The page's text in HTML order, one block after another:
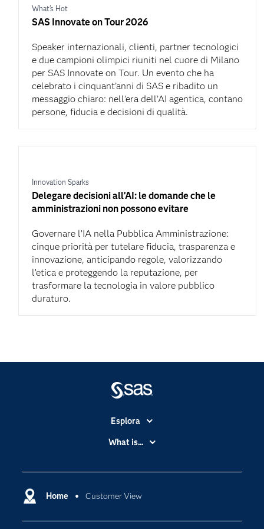
What's Hot
SAS Innovate on Tour 2026
Speaker internazionali, clienti, partner tecnologici
e due campioni olimpici riuniti nel cuore di Milano
per SAS Innovate on Tour. Un evento che ha
celebrato i cinquant’anni di SAS e ribadito un
messaggio chiaro: nell’era dell’AI agentica, contano
persone, fiducia e decisioni di qualità.
Innovation Sparks
Delegare decisioni all’AI: le domande che le
amministrazioni non possono evitare
Governare l’IA nella Pubblica Amministrazione:
cinque priorità per tutelare fiducia, trasparenza e
innovazione, anticipando regole, valorizzando
l’etica e proteggendo la reputazione, per
trasformare la tecnologia in valore pubblico
duraturo.
Home Customer View
Esplora
Accessibilità
Community
Documentazione
What is...
Data Science